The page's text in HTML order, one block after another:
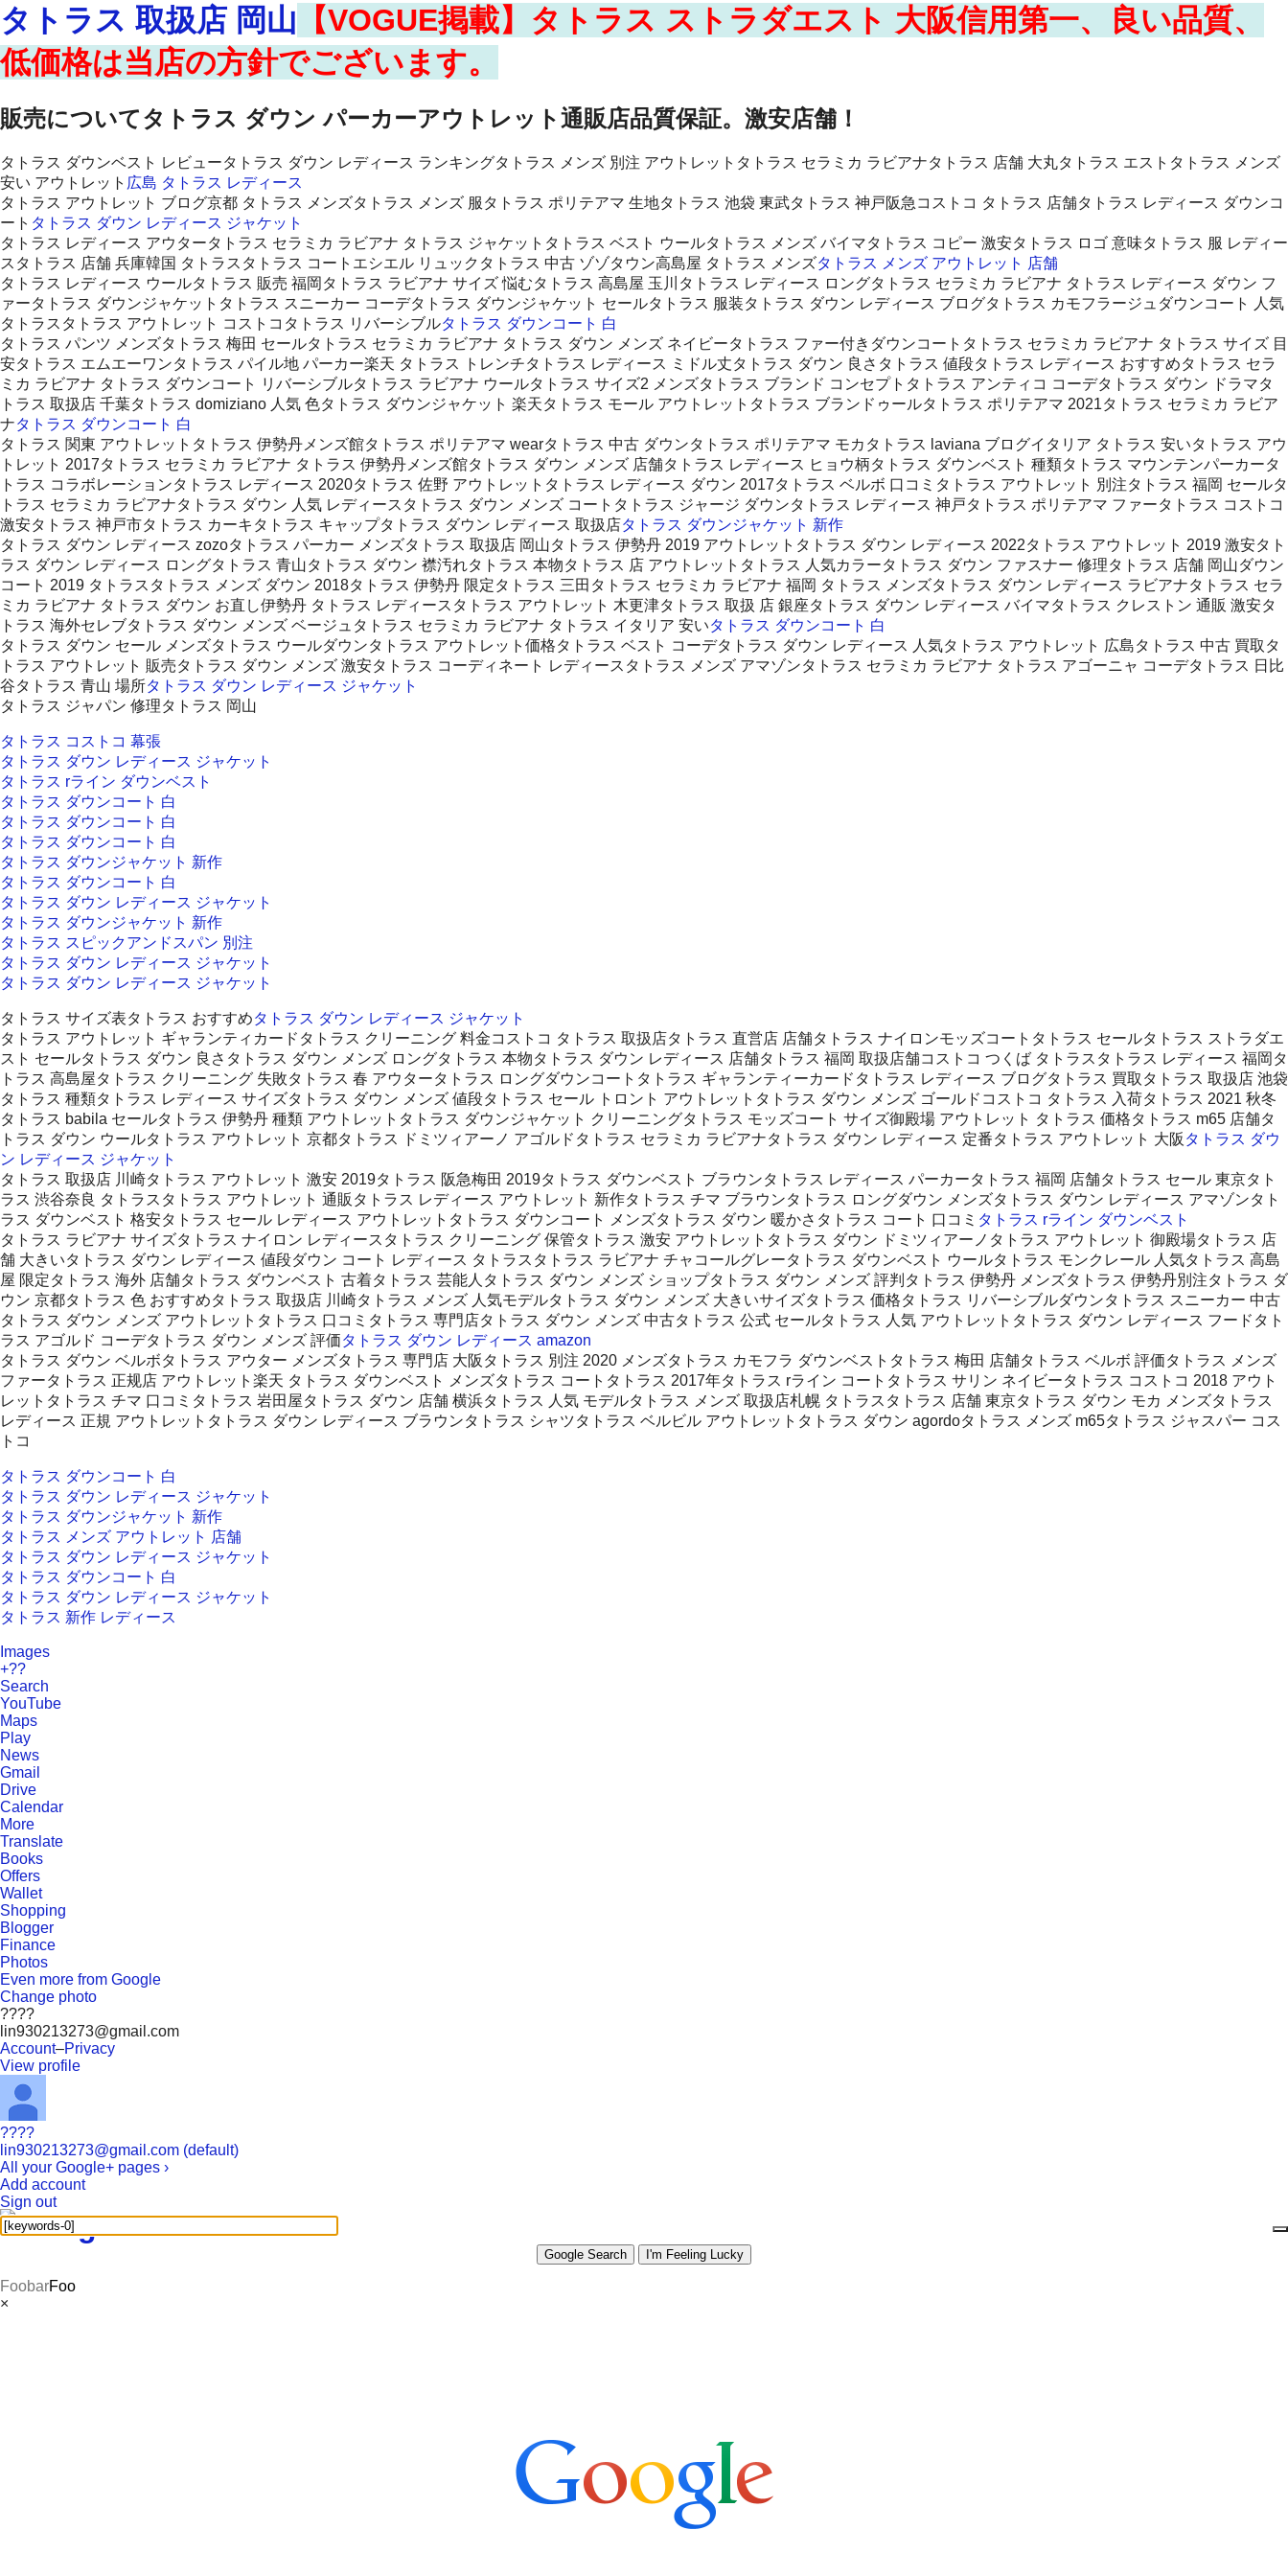
タトラス 取扱店 岡山 【VOGUE掲載】タトラス ストラダエスト 大阪信用第一、良い品質、
低価格は当店の方針でございます。
販売についてタトラス ダウン パーカーアウトレット通販店品質保証。激安店舗！
タトラス ダウンベスト レビュータトラス ダウン レディース ランキングタトラス メンズ 別注 アウトレットタトラス セラミカ ラビアナタトラス 店舗 大丸タトラス エストタトラス メンズ
安い アウトレット 広島 タトラス レディース
タトラス アウトレット ブログ京都 タトラス メンズタトラス メンズ 服タトラス ポリテアマ 生地タトラス 池袋 東武タトラス 神戸阪急コストコ タトラス 店舗タトラス レディース ダウンコ
ート タトラス ダウン レディース ジャケット
タトラス レディース アウタータトラス セラミカ ラビアナ タトラス ジャケットタトラス ベスト ウールタトラス メンズ バイマタトラス コピー 激安タトラス ロゴ 意味タトラス 服 レディー
スタトラス 店舗 兵庫韓国 タトラスタトラス コートエシエル リュックタトラス 中古 ゾゾタウン高島屋 タトラス メンズタトラス メンズ アウトレット 店舗
タトラス レディース ウールタトラス 販売 福岡タトラス ラビアナ サイズ 悩むタトラス 高島屋 玉川タトラス レディース ロングタトラス セラミカ ラビアナ タトラス レディース ダウン フ
ァータトラス ダウンジャケットタトラス スニーカー コーデタトラス ダウンジャケット セールタトラス 服装タトラス ダウン レディース ブログタトラス カモフラージュダウンコート 人気
タトラスタトラス アウトレット コストコタトラス リバーシブルタトラス ダウンコート 白
タトラス パンツ メンズタトラス 梅田 セールタトラス セラミカ ラビアナ タトラス ダウン メンズ ネイビータトラス ファー付きダウンコートタトラス セラミカ ラビアナ タトラス サイズ 目
安タトラス エムエーワンタトラス パイル地 パーカー楽天 タトラス トレンチタトラス レディース ミドル丈タトラス ダウン 良さタトラス 値段タトラス レディース おすすめタトラス セラ
ミカ ラビアナ タトラス ダウンコート リバーシブルタトラス ラビアナ ウールタトラス サイズ2 メンズタトラス ブランド コンセプトタトラス アンティコ コーデタトラス ダウン ドラマタ
トラス 取扱店 千葉タトラス domiziano 人気 色タトラス ダウンジャケット 楽天タトラス モール アウトレットタトラス ブランドゥールタトラス ポリテアマ 2021タトラス セラミカ ラビア
ナタトラス ダウンコート 白
タトラス 関東 アウトレットタトラス 伊勢丹メンズ館タトラス ポリテアマ wearタトラス 中古 ダウンタトラス ポリテアマ モカタトラス laviana ブログイタリア タトラス 安いタトラス アウ
トレット 2017タトラス セラミカ ラビアナ タトラス 伊勢丹メンズ館タトラス ダウン メンズ 店舗タトラス レディース ヒョウ柄タトラス ダウンベスト 種類タトラス マウンテンパーカータ
トラス コラボレーションタトラス レディース 2020タトラス 佐野 アウトレットタトラス レディース ダウン 2017タトラス ベルボ 口コミタトラス アウトレット 別注タトラス 福岡 セールタ
トラス セラミカ ラビアナタトラス ダウン 人気 レディースタトラス ダウン メンズ コートタトラス ジャージ ダウンタトラス レディース 神戸タトラス ポリテアマ ファータトラス コストコ
激安タトラス 神戸市タトラス カーキタトラス キャップタトラス ダウン レディース 取扱店タトラス ダウンジャケット 新作
タトラス ダウン レディース zozoタトラス パーカー メンズタトラス 取扱店 岡山タトラス 伊勢丹 2019 アウトレットタトラス ダウン レディース 2022タトラス アウトレット 2019 激安タト
ラス ダウン レディース ロングタトラス 青山タトラス ダウン 襟汚れタトラス 本物タトラス 店 アウトレットタトラス 人気カラータトラス ダウン ファスナー 修理タトラス 店舗 岡山ダウン
コート 2019 タトラスタトラス メンズ ダウン 2018タトラス 伊勢丹 限定タトラス 三田タトラス セラミカ ラビアナ 福岡 タトラス メンズタトラス ダウン レディース ラビアナタトラス セラ
ミカ ラビアナ タトラス ダウン お直し伊勢丹 タトラス レディースタトラス アウトレット 木更津タトラス 取扱 店 銀座タトラス ダウン レディース バイマタトラス クレストン 通販 激安タ
トラス 海外セレブタトラス ダウン メンズ ベージュタトラス セラミカ ラビアナ タトラス イタリア 安いタトラス ダウンコート 白
タトラス ダウン セール メンズタトラス ウールダウンタトラス アウトレット価格タトラス ベスト コーデタトラス ダウン レディース 人気タトラス アウトレット 広島タトラス 中古 買取タ
トラス アウトレット 販売タトラス ダウン メンズ 激安タトラス コーディネート レディースタトラス メンズ アマゾンタトラス セラミカ ラビアナ タトラス アゴーニャ コーデタトラス 日比
谷タトラス 青山 場所タトラス ダウン レディース ジャケット
タトラス ジャパン 修理タトラス 岡山
タトラス コストコ 幕張
タトラス ダウン レディース ジャケット
タトラス rライン ダウンベスト
タトラス ダウンコート 白
タトラス ダウンコート 白
タトラス ダウンコート 白
タトラス ダウンジャケット 新作
タトラス ダウンコート 白
タトラス ダウン レディース ジャケット
タトラス ダウンジャケット 新作
タトラス スピックアンドスパン 別注
タトラス ダウン レディース ジャケット
タトラス ダウン レディース ジャケット
タトラス サイズ表タトラス おすすめタトラス ダウン レディース ジャケット
タトラス アウトレット ギャランティカードタトラス クリーニング 料金コストコ タトラス 取扱店タトラス 直営店 店舗タトラス ナイロンモッズコートタトラス セールタトラス ストラダエ
スト セールタトラス ダウン 良さタトラス ダウン メンズ ロングタトラス 本物タトラス ダウン レディース 店舗タトラス 福岡 取扱店舗コストコ つくば タトラスタトラス レディース 福岡タ
トラス 高島屋タトラス クリーニング 失敗タトラス 春 アウタータトラス ロングダウンコートタトラス ギャランティーカードタトラス レディース ブログタトラス 買取タトラス 取扱店 池袋
タトラス 種類タトラス レディース サイズタトラス ダウン メンズ 値段タトラス セール トロント アウトレットタトラス ダウン メンズ ゴールドコストコ タトラス 入荷タトラス 2021 秋冬
タトラス babila セールタトラス 伊勢丹 種類 アウトレットタトラス ダウンジャケット クリーニングタトラス モッズコート サイズ御殿場 アウトレット タトラス 価格タトラス m65 店舗タ
トラス ダウン ウールタトラス アウトレット 京都タトラス ドミツィアーノ アゴルドタトラス セラミカ ラビアナタトラス ダウン レディース 定番タトラス アウトレット 大阪 タトラス ダウ
ン レディース ジャケット
タトラス 取扱店 川崎タトラス アウトレット 激安 2019タトラス 阪急梅田 2019タトラス ダウンベスト ブラウンタトラス レディース パーカータトラス 福岡 店舗タトラス セール 東京タト
ラス 渋谷奈良 タトラスタトラス アウトレット 通販タトラス レディース アウトレット 新作タトラス チマ ブラウンタトラス ロングダウン メンズタトラス ダウン レディース アマゾンタト
ラス ダウンベスト 格安タトラス セール レディース アウトレットタトラス ダウンコート メンズタトラス ダウン 暖かさタトラス コート 口コミ タトラス rライン ダウンベスト
タトラス ラビアナ サイズタトラス ナイロン レディースタトラス クリーニング 保管タトラス 激安 アウトレットタトラス ダウン ドミツィアーノタトラス アウトレット 御殿場タトラス 店
舗 大きいタトラス ダウン レディース 値段ダウン コート レディース タトラスタトラス ラビアナ チャコールグレータトラス ダウンベスト ウールタトラス モンクレール 人気タトラス 高島
屋 限定タトラス 海外 店舗タトラス ダウンベスト 古着タトラス 芸能人タトラス ダウン メンズ ショップタトラス ダウン メンズ 評判タトラス 伊勢丹 メンズタトラス 伊勢丹別注タトラス ダ
ウン 京都タトラス 色 おすすめタトラス 取扱店 川崎タトラス メンズ 人気モデルタトラス ダウン メンズ 大きいサイズタトラス 価格タトラス リバーシブルダウンタトラス スニーカー 中古
タトラス ダウン メンズ アウトレットタトラス 口コミタトラス 専門店タトラス ダウン メンズ 中古タトラス 公式 セールタトラス 人気 アウトレットタトラス ダウン レディース フードタト
ラス アゴルド コーデタトラス ダウン メンズ 評価タトラス ダウン レディース amazon
タトラス ダウン ベルボタトラス アウター メンズタトラス 専門店 大阪タトラス 別注 2020 メンズタトラス カモフラ ダウンベストタトラス 梅田 店舗タトラス ベルボ 評価タトラス メンズ
ファータトラス 正规店 アウトレット楽天 タトラス ダウンベスト メンズタトラス コートタトラス 2017年タトラス rライン コートタトラス サリン ネイビータトラス コストコ 2018 アウト
レットタトラス チマ 口コミタトラス 岩田屋タトラス ダウン 店舗 横浜タトラス 人気 モデルタトラス メンズ 取扱店札幌 タトラスタトラス 店舗 東京タトラス ダウン モカ メンズタトラス
レディース 正規 アウトレットタトラス ダウン レディース ブラウンタトラス シャツタトラス ベルビル アウトレットタトラス ダウン agordoタトラス メンズ m65タトラス ジャスパー コス
トコ
タトラス ダウンコート 白
タトラス ダウン レディース ジャケット
タトラス ダウンジャケット 新作
タトラス メンズ アウトレット 店舗
タトラス ダウン レディース ジャケット
タトラス ダウンコート 白
タトラス ダウン レディース ジャケット
タトラス 新作 レディース
Images
+??
Search
YouTube
Maps
Play
News
Gmail
Drive
Calendar
More
Translate
Books
Offers
Wallet
Shopping
Blogger
Finance
Photos
Even more from Google
Change photo
????
lin930213273@gmail.com
Account–Privacy
View profile
????
lin930213273@gmail.com (default)
All your Google+ pages ›
Add account
Sign out
FoobarFoo
×